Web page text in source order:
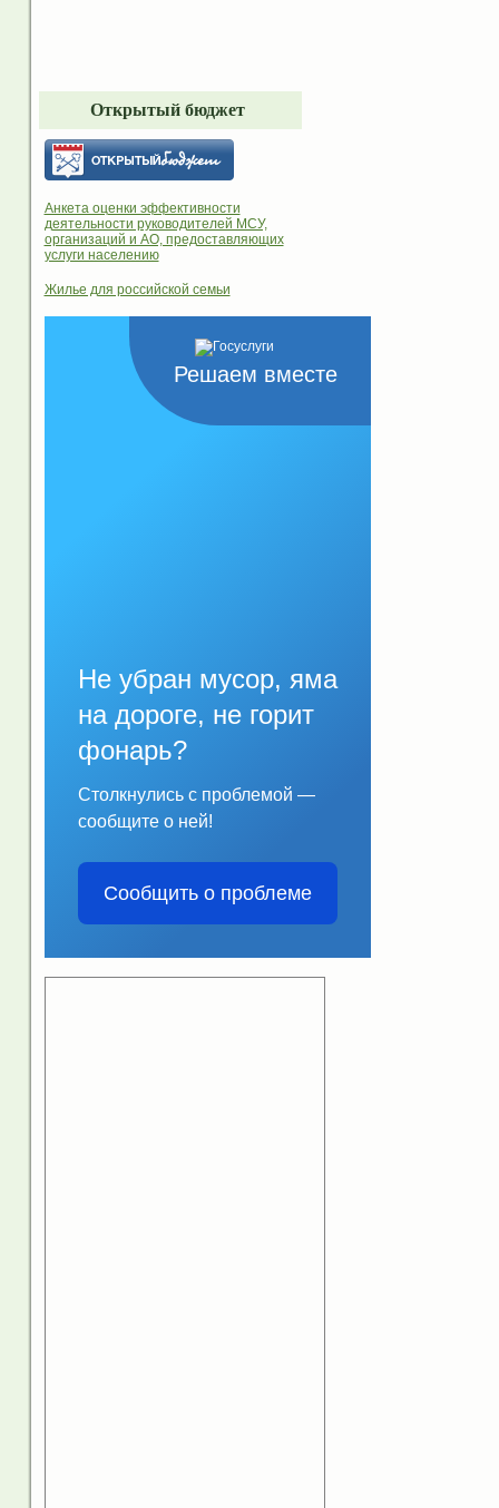
Открытый бюджет
Анкета оценки эффективности
деятельности руководителей МСУ,
организаций и АО, предоставляющих
услуги населению
Жилье для российской семьи
Решаем вместе
Не убран мусор, яма
на дороге, не горит
фонарь?
Столкнулись с проблемой —
сообщите о ней!
Сообщить о проблеме